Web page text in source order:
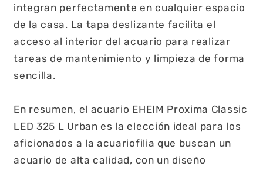
integran perfectamente en cualquier espacio
de la casa. La tapa deslizante facilita el
acceso al interior del acuario para realizar
tareas de mantenimiento y limpieza de forma
sencilla.
En resumen, el acuario EHEIM Proxima Classic
LED 325 L Urban es la elección ideal para los
aficionados a la acuariofilia que buscan un
acuario de alta calidad, con un diseño